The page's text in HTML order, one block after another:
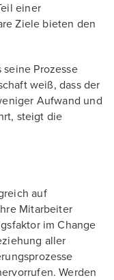
einer
Ziele bieten den
Prozesse
weiß, dass der
Aufwand und
steigt die
auf
Mitarbeiter
im Change
aller
Werden